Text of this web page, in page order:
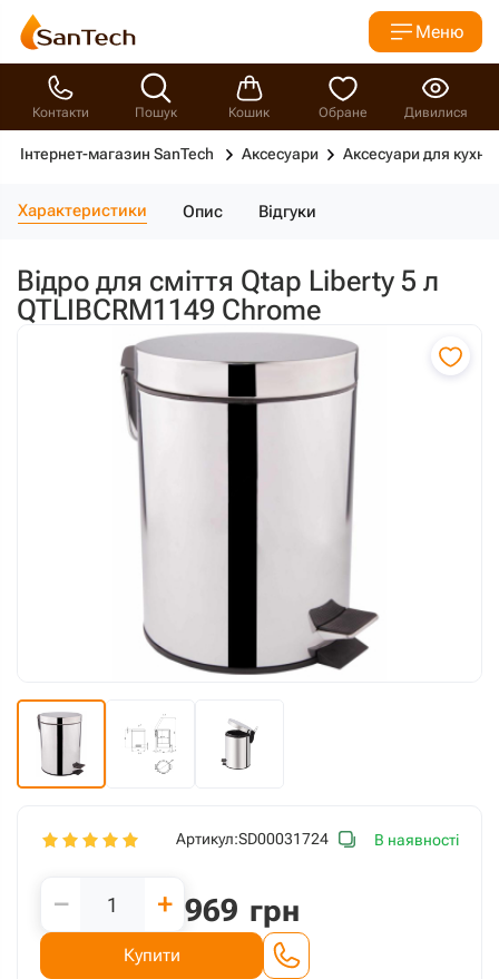
Меню
Контакти Пошук Кошик Обране Дивилися
Інтернет-магазин SanTech Аксесуари Аксесуари для кухні
Характеристики Опис Відгуки
Відро для сміття Qtap Liberty 5 л
QTLIBCRM1149 Chrome
Артикул:SD00031724 В наявності
− + 969 грн
Купити